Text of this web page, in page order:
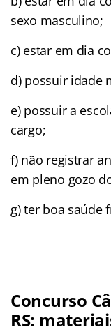
sexo masculino;
c) estar em dia
d) possuir idade
e) possuir a
cargo;
f) não registrar
em pleno gozo
g) ter boa saúde
Concurso
RS: